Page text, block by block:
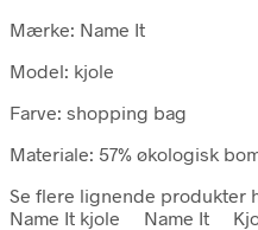
Mærke: Name It
Model: kjole
Farve: shopping bag
Materiale: 57% økologisk
Se flere lignende produkter
Name It kjole Name It